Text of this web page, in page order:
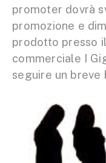
promoter dovrà
promozione e
prodotto presso
commerciale I
seguire un